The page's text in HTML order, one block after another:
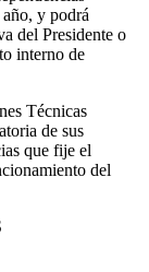
y podrá
del Presidente o
interno de
Técnicas
de sus
que fije el
del